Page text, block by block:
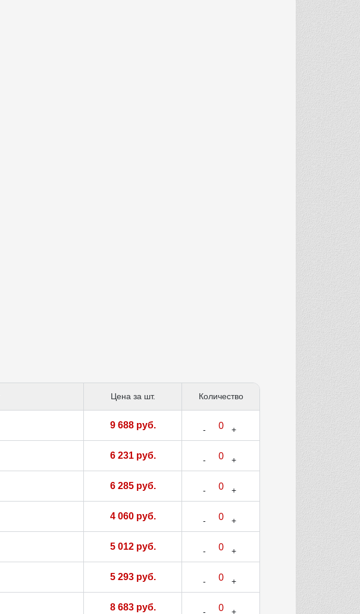
Цена за шт. Количество
9 688 руб.
6 231 руб.
6 285 руб.
4 060 руб.
5 012 руб.
5 293 руб.
8 683 руб.